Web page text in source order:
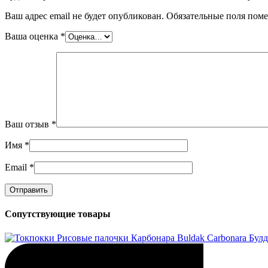
Ваш адрес email не будет опубликован. Обязательные поля
Ваша оценка *
Ваш отзыв *
Имя *
Email *
Сопутствующие товары